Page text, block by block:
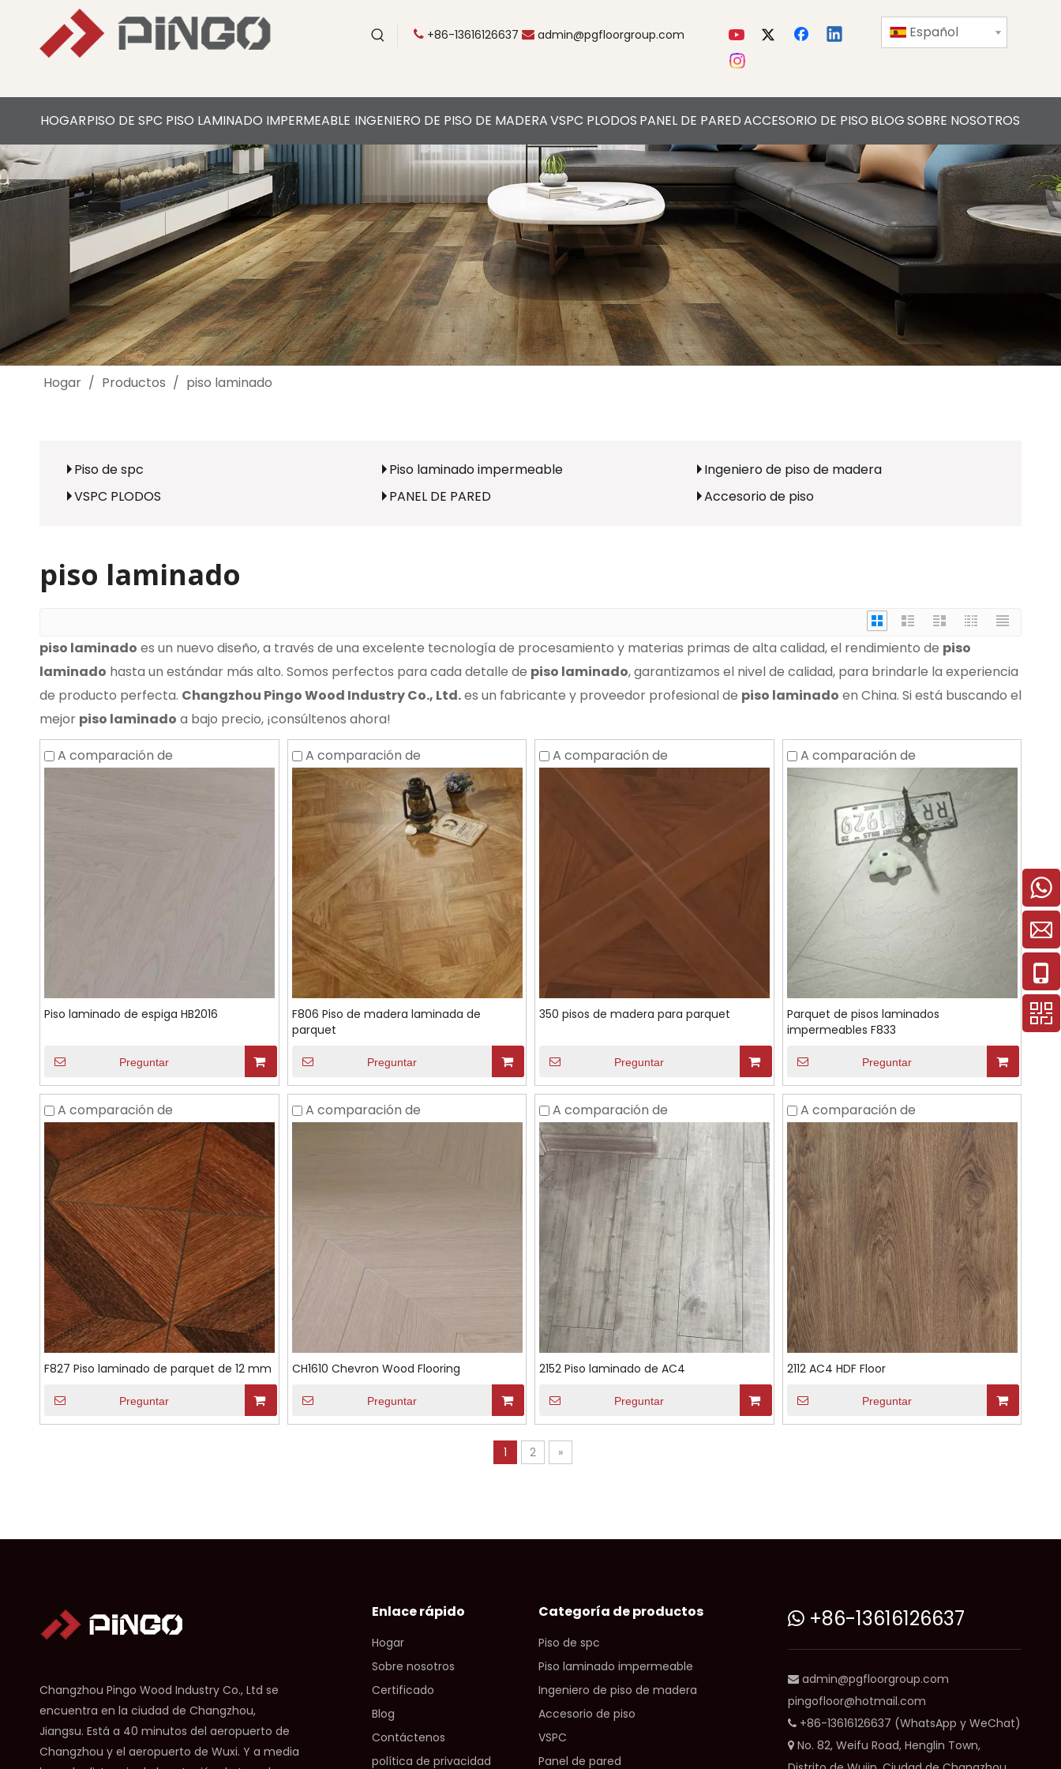
 +86-13616126637  admin@pgfloorgroup.com Español
HOGARPISO DE SPC PISO LAMINADO IMPERMEABLE INGENIERO DE PISO DE MADERAVSPC PLODOS PANEL DE PAREDACCESORIO DE PISO BLOGSOBRE NOSOTROS
Hogar / Productos / piso laminado
Piso de spc Piso laminado impermeable
Ingeniero de piso de madera
VSPC PLODOS
PANEL DE PARED Accesorio de piso
piso laminado
piso laminado es un nuevo diseño, a través de una excelente tecnología de procesamiento y materias primas de alta calidad, el rendimiento de piso
laminado hasta un estándar más alto. Somos perfectos para cada detalle de piso laminado, garantizamos el nivel de calidad, para brindarle la experiencia
de producto perfecta. Changzhou Pingo Wood Industry Co., Ltd.es un fabricante y proveedor profesional de piso laminado en China. Si está buscando el
mejor piso laminado a bajo precio, ¡consúltenos ahora!
A comparación de
Piso laminado de espiga HB2016
Preguntar
A comparación de
F806 Piso de madera laminada de
parquet
Preguntar
A comparación de
350 pisos de madera para parquet
Preguntar
A comparación de
Parquet de pisos laminados
impermeables F833
Preguntar
A comparación de
F827 Piso laminado de parquet de 12 mm
Preguntar
A comparación de
CH1610 Chevron Wood Flooring
Preguntar
A comparación de
2152 Piso laminado de AC4
Preguntar
A comparación de
2112 AC4 HDF Floor
Preguntar
1 2 »
Changzhou Pingo Wood Industry Co., Ltd se
encuentra en la ciudad de Changzhou,
Jiangsu. Está a 40 minutos del aeropuerto de
Changzhou y el aeropuerto de Wuxi. Y a media
Enlace rápido
Hogar
Sobre nosotros
Certificado
Blog
Contáctenos
política de privacidad
Categoría de productos
Piso de spc
Piso laminado impermeable
Ingeniero de piso de madera
Accesorio de piso
VSPC
Panel de pared
+86-13616126637
 admin@pgfloorgroup.com
pingofloor@hotmail.com
+86-13616126637 (WhatsApp y WeChat)
No. 82, Weifu Road, Henglin Town,